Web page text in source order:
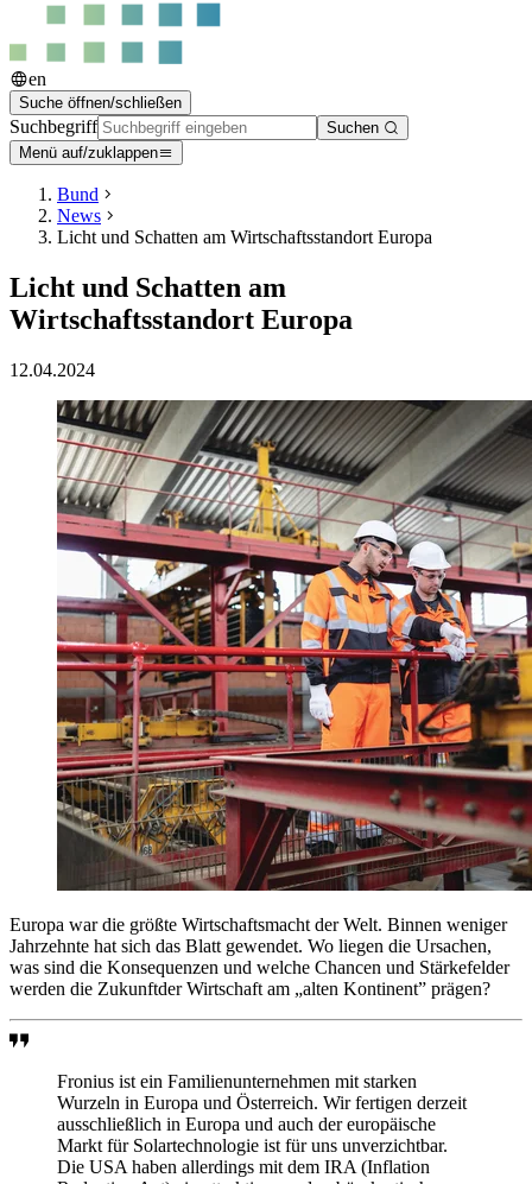
en
Suche öffnen/schließen
Suchbegriff
Suchen
Menü auf/zuklappen
Bund
News
Licht und Schatten am Wirtschaftsstandort Europa
Licht und Schatten am
Wirtschaftsstandort Europa
12.04.2024
Europa war die größte Wirtschaftsmacht der Welt. Binnen weniger
Jahrzehnte hat sich das Blatt gewendet. Wo liegen die Ursachen,
was sind die Konsequenzen und welche Chancen und Stärkefelder
werden die Zukunftder Wirtschaft am „alten Kontinent” prägen?
Fronius ist ein Familienunternehmen mit starken
Wurzeln in Europa und Österreich. Wir fertigen derzeit
ausschließlich in Europa und auch der europäische
Markt für Solartechnologie ist für uns unverzichtbar.
Die USA haben allerdings mit dem IRA (Inflation